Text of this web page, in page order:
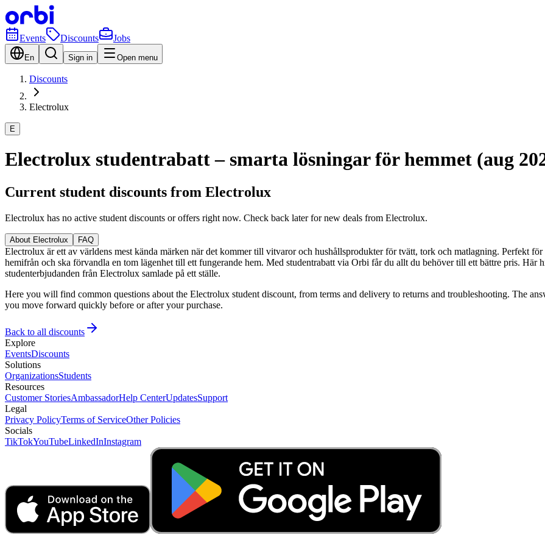
Events Discounts Jobs
En Sign in Open menu
Discounts
Electrolux
E
Electrolux studentrabatt – smarta lösningar för hemmet (aug
Current student discounts from Electrolux
Electrolux has no active student discounts or offers right now. Check back later for new deals from Electrolux.
About Electrolux FAQ
Electrolux är ett av världens mest kända märken när det kommer till vitvaror och hushållsprodukter för tvätt, tork och matlagning. Perfekt
hemifrån och ska förvandla en tom lägenhet till ett fungerande hem. Med studentrabatt via Orbi får du allt du behöver till ett bättre pris. Här
studenterbjudanden från Electrolux samlade på ett ställe.
Here you will find common questions about the Electrolux student discount, from terms and delivery to returns and troubleshooting. The
you move forward quickly before or after your purchase.
Back to all discounts
Explore
EventsDiscounts
Solutions
OrganizationsStudents
Resources
Customer StoriesAmbassadorHelp CenterUpdatesSupport
Legal
Privacy PolicyTerms of ServiceOther Policies
Socials
TikTokYouTubeLinkedInInstagram